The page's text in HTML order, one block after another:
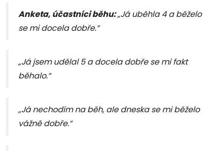
Anketa, účastníci běhu:„Já uběhla 4 a běželo
se mi docela dobře.“
„Já jsem udělal 5 a docela dobře se mi fakt
běhalo.“
„Já nechodím na běh, ale dneska se mi běželo
vážně dobře.“